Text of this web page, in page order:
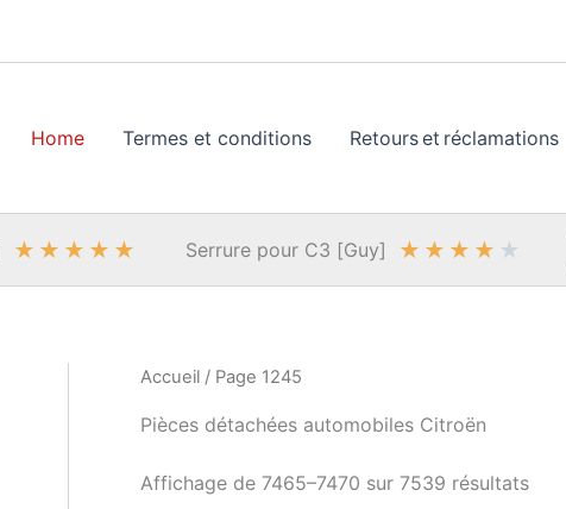
Home Termes et conditions Retours et réclamations
★ ★ ★ ★ ★ Serrure pour C3 [Guy] ★ ★ ★ ★ ★
Accueil / Page 1245
Pièces détachées automobiles Citroën
Affichage de 7465–7470 sur 7539 résultatsTrié